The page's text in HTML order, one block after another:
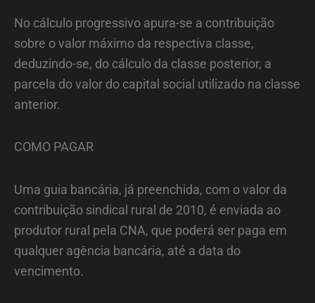
No cálculo progressivo apura-se a contribuição
sobre o valor máximo da respectiva classe,
deduzindo-se, do cálculo da classe posterior, a
parcela do valor do capital social utilizado na classe
anterior.
COMO PAGAR
Uma guia bancária, já preenchida, com o valor da
contribuição sindical rural de 2010, é enviada ao
produtor rural pela CNA, que poderá ser paga em
qualquer agência bancária, até a data do
vencimento.